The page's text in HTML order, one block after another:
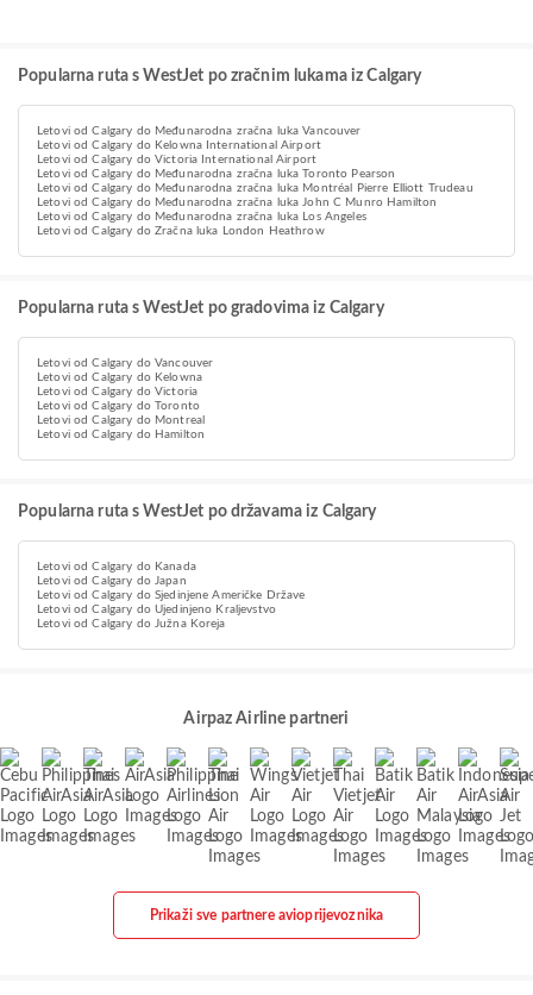
Popularna ruta s WestJet po zračnim lukama iz Calgary
Letovi od Calgary do Međunarodna zračna luka Vancouver
Letovi od Calgary do Kelowna International Airport
Letovi od Calgary do Victoria International Airport
Letovi od Calgary do Međunarodna zračna luka Toronto Pearson
Letovi od Calgary do Međunarodna zračna luka Montréal Pierre Elliott Trudeau
Letovi od Calgary do Međunarodna zračna luka John C Munro Hamilton
Letovi od Calgary do Međunarodna zračna luka Los Angeles
Letovi od Calgary do Zračna luka London Heathrow
Popularna ruta s WestJet po gradovima iz Calgary
Letovi od Calgary do Vancouver
Letovi od Calgary do Kelowna
Letovi od Calgary do Victoria
Letovi od Calgary do Toronto
Letovi od Calgary do Montreal
Letovi od Calgary do Hamilton
Popularna ruta s WestJet po državama iz Calgary
Letovi od Calgary do Kanada
Letovi od Calgary do Japan
Letovi od Calgary do Sjedinjene Američke Države
Letovi od Calgary do Ujedinjeno Kraljevstvo
Letovi od Calgary do Južna Koreja
Airpaz Airline partneri
Prikaži sve partnere avioprijevoznika